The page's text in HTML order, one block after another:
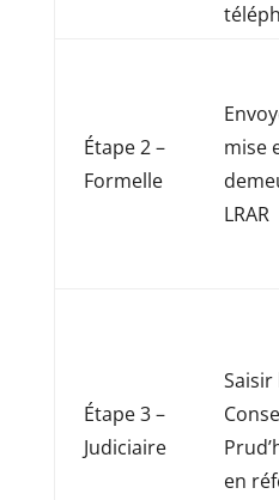
Étape 2 –
Formelle
mise
LRAR
Étape 3 –
Judiciaire
Saisir
en